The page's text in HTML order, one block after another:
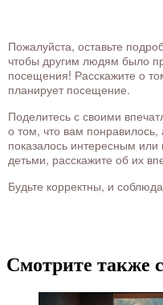
Пожалуйста, оставьте
чтобы другим людям было
посещения! Расскажите о
планирует посещение.
Поделитесь с своими
о том, что вам понравилось,
показалось интересным
детьми, расскажите об их
Будьте корректны, и
Смотрите также